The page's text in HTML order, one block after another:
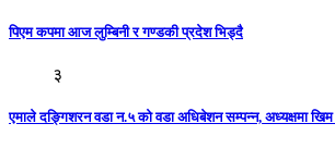
पिएम कपमा आज लुम्बिनी र गण्डकी प्रदेश भिड्दै
३
एमाले दङ्गिशरन वडा न.५ को वडा अधिबेशन सम्पन्न, अध्यक्षमा खिम